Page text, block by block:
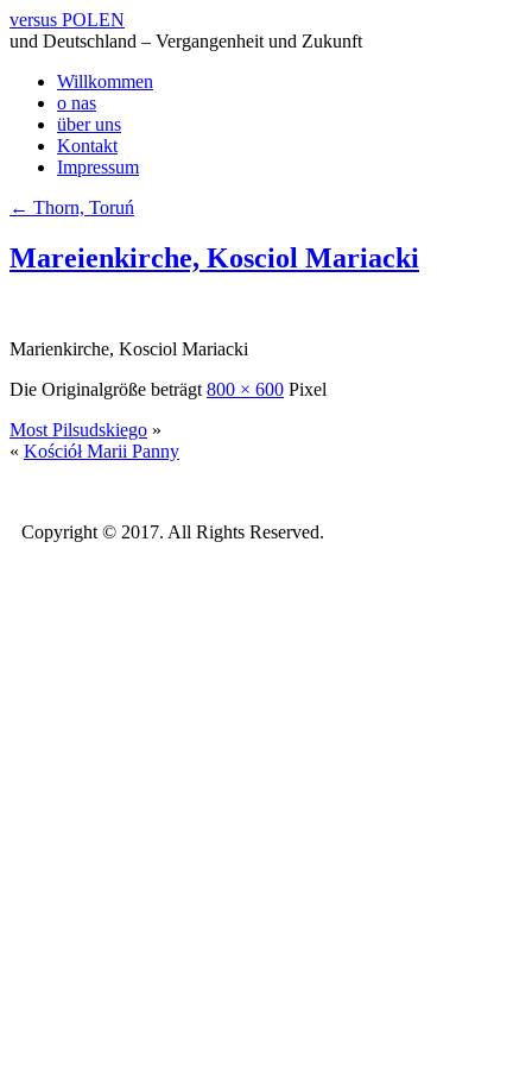
versus POLEN
und Deutschland – Vergangenheit und Zukunft
Willkommen
o nas
über uns
Kontakt
Impressum
← Thorn, Toruń
Mareienkirche, Kosciol Mariacki
Marienkirche, Kosciol Mariacki
Die Originalgröße beträgt 800 × 600 Pixel
Most Pilsudskiego »
« Kościół Marii Panny
Copyright © 2017. All Rights Reserved.